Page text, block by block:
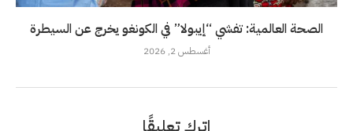
الصحة العالمية: تفشي “إيبولا” في الكونغو يخرج عن السيطرة
أغسطس 2, 2026
اترك تعليقًا